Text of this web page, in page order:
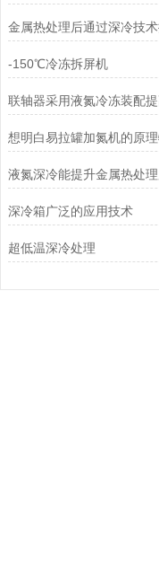
-150℃冷冻拆屏机
深冷箱广泛的应用技术
超低温深冷处理